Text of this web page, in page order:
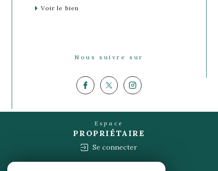
Voir le bien
Nous suivre sur
Espace
PROPRIÉTAIRE
Se connecter